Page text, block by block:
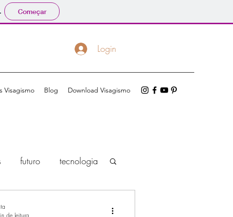
Começar
Login
Visagismo Blog Download Visagismo
futuro tecnologia
de leitura